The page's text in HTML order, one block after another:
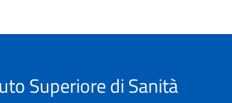
Superiore di Sanità